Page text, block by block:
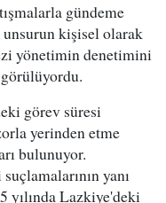
gündeme
kişisel olarak
yönetimin denetimini
görev süresi
yerinden etme
bulunuyor.
yanı
yılında Lazkiye'deki